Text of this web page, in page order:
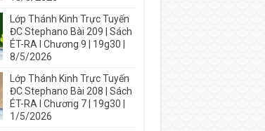
Lớp Thánh Kinh Trực Tuyến
ĐC Stephano Bài 209 | Sách
ÉT-RA I Chương 9 | 19g30 |
8/5/2026
Lớp Thánh Kinh Trực Tuyến
ĐC Stephano Bài 208 | Sách
ÉT-RA I Chương 7 | 19g30 |
1/5/2026